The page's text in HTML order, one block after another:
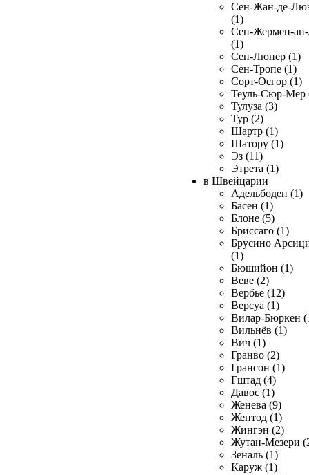
Сен-Жан-де-
(1)
Сен-Жермен-
(1)
Сен-Люнер (1)
Сен-Тропе (1)
Сорт-Осгор (1)
Теуль-Сюр-Мер
Тулуза (3)
Тур (2)
Шартр (1)
Шатору (1)
Эз (11)
Этрета (1)
в Швейцарии
Адельбоден (1)
Басен (1)
Блоне (5)
Бриссаго (1)
Брусино
(1)
Бюшийон (1)
Веве (2)
Вербье (12)
Версуа (1)
Вилар-Бюркен
Вильнёв (1)
Вич (1)
Гранво (2)
Грансон (1)
Гштад (4)
Давос (1)
Женева (9)
Жентод (1)
Жингэн (2)
Жутан-Мезери
Зеналь (1)
Каруж (1)